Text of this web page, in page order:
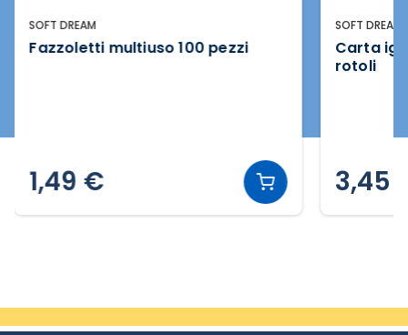
SOFT DREAM
Fazzoletti multiuso 100 pezzi
1,49 €
SOFT DREAM
Carta
rotoli
3,45